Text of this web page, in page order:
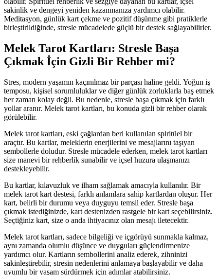
sakinlik ve dengeyi yeniden kazanmanıza yardımcı olabilir.
Meditasyon, günlük kart çekme ve pozitif düşünme gibi pratiklerle
birleştirildiğinde, stresle mücadelede güçlü bir destek sağlayabilirler.
Melek Tarot Kartları: Stresle Başa
Çıkmak İçin Gizli Bir Rehber mi?
Stres, modern yaşamın kaçınılmaz bir parçası haline geldi. Yoğun iş
temposu, kişisel sorumluluklar ve diğer günlük zorluklarla baş etmek
her zaman kolay değil. Bu nedenle, stresle başa çıkmak için farklı
yollar aranır. Melek tarot kartları, bu konuda gizli bir rehber olarak
görülebilir.
Melek tarot kartları, eski çağlardan beri kullanılan spiritüel bir
araçtır. Bu kartlar, meleklerin enerjilerini ve mesajlarını taşıyan
sembollerle doludur. Stresle mücadele ederken, melek tarot kartları
size manevi bir rehberlik sunabilir ve içsel huzura ulaşmanızı
destekleyebilir.
Bu kartlar, kılavuzluk ve ilham sağlamak amacıyla kullanılır. Bir
melek tarot kart destesi, farklı anlamlara sahip kartlardan oluşur. Her
kart, belirli bir durumu veya duyguyu temsil eder. Stresle başa
çıkmak istediğinizde, kart destenizden rastgele bir kart seçebilirsiniz.
Seçtiğiniz kart, size o anda ihtiyacınız olan mesajı iletecektir.
Melek tarot kartları, sadece bilgeliği ve içgörüyü sunmakla kalmaz,
aynı zamanda olumlu düşünce ve duyguları güçlendirmenize
yardımcı olur. Kartların sembollerini analiz ederek, zihninizi
sakinleştirebilir, stresin nedenlerini anlamaya başlayabilir ve daha
uyumlu bir yaşam sürdürmek için adımlar atabilirsiniz.